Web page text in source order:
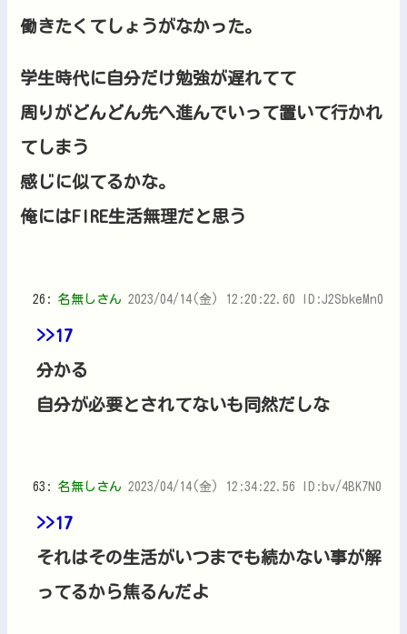
働きたくてしょうがなかった。
学生時代に自分だけ勉強が遅れてて
周りがどんどん先へ進んでいって置いて行かれ
てしまう
感じに似てるかな。
俺にはFIRE生活無理だと思う
26: 名無しさん 2023/04/14(金) 12:20:22.60 ID:J2SbkeMn0
>>17
分かる
自分が必要とされてないも同然だしな
63: 名無しさん 2023/04/14(金) 12:34:22.56 ID:bv/4BK7N0
>>17
それはその生活がいつまでも続かない事が解
ってるから焦るんだよ